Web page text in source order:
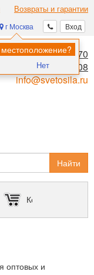
Возвраты и гарантии
Вход
г Москва
Нет
8 (495) 970-00-70
8 (800) 700-11-08
info@svetosila.ru
Найти
Корзина пуста
оптовых и